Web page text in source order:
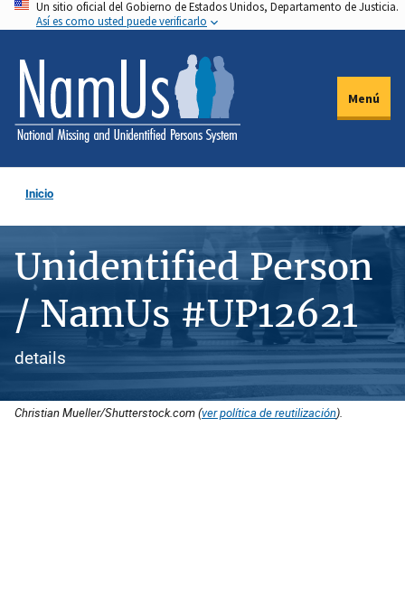
Pasar
al
contenido
principal
Un sitio oficial del Gobierno de Estados Unidos, Departamento de Justicia.
Así es como usted puede verificarlo
Menú
Inicio
Unidentified Person
/ NamUs #UP12621
details
Christian Mueller/Shutterstock.com (ver política de reutilización).